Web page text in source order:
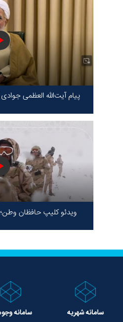
پیام آیت‌الله العظمی
ویدئو کلیپ حافظان
سامانه شهریه سامانه